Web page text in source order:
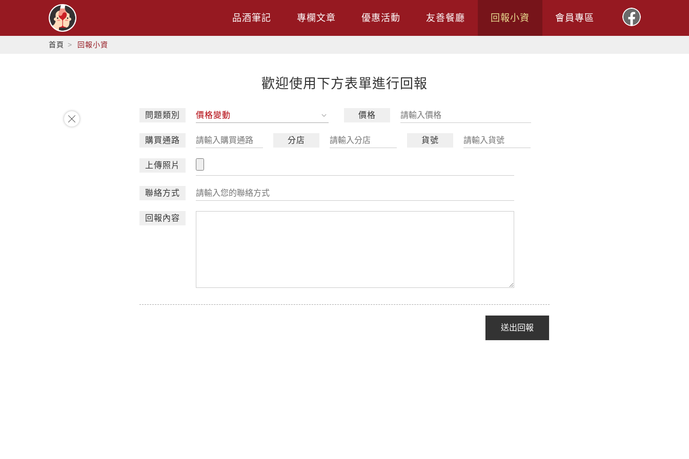
品酒筆記 專欄文章 優惠活動 友善餐廳 回報小資 會員專區
首頁 回報小資
歡迎使用下方表單進行回報
問題類別 價格變動 價格
購買通路 分店 貨號
上傳照片
聯絡方式
回報內容